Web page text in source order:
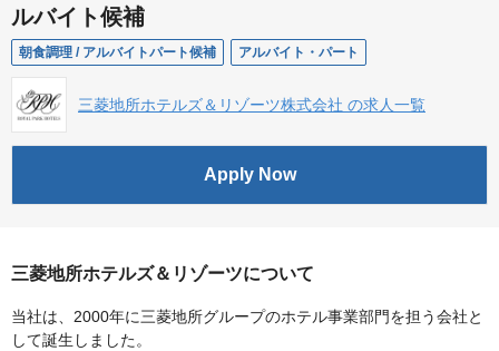
ルバイト候補
朝食調理 / アルバイトパート候補 アルバイト・パート
三菱地所ホテルズ＆リゾーツ株式会社 の求人一覧
Apply Now
三菱地所ホテルズ＆リゾーツについて
当社は、2000年に三菱地所グループのホテル事業部門を担う会社と
して誕生しました。